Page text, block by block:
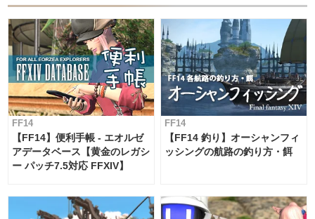
FF14
【FF14】便利手帳 - エオルゼ
アデータベース【黄金のレガシ
ー パッチ7.5対応 FFXIV】
FF14
【FF14 釣り】オーシャンフィ
ッシングの航路の釣り方・餌